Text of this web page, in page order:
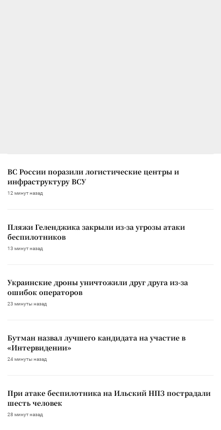
ВС России поразили логистические центры и
инфраструктуру ВСУ
12 минут назад
Пляжи Геленджика закрыли из-за угрозы атаки
беспилотников
13 минут назад
Украинские дроны уничтожили друг друга из-за
ошибок операторов
23 минуты назад
Бутман назвал лучшего кандидата на участие в
«Интервидении»
24 минуты назад
При атаке беспилотника на Ильский НПЗ пострадали
шесть человек
28 минут назад